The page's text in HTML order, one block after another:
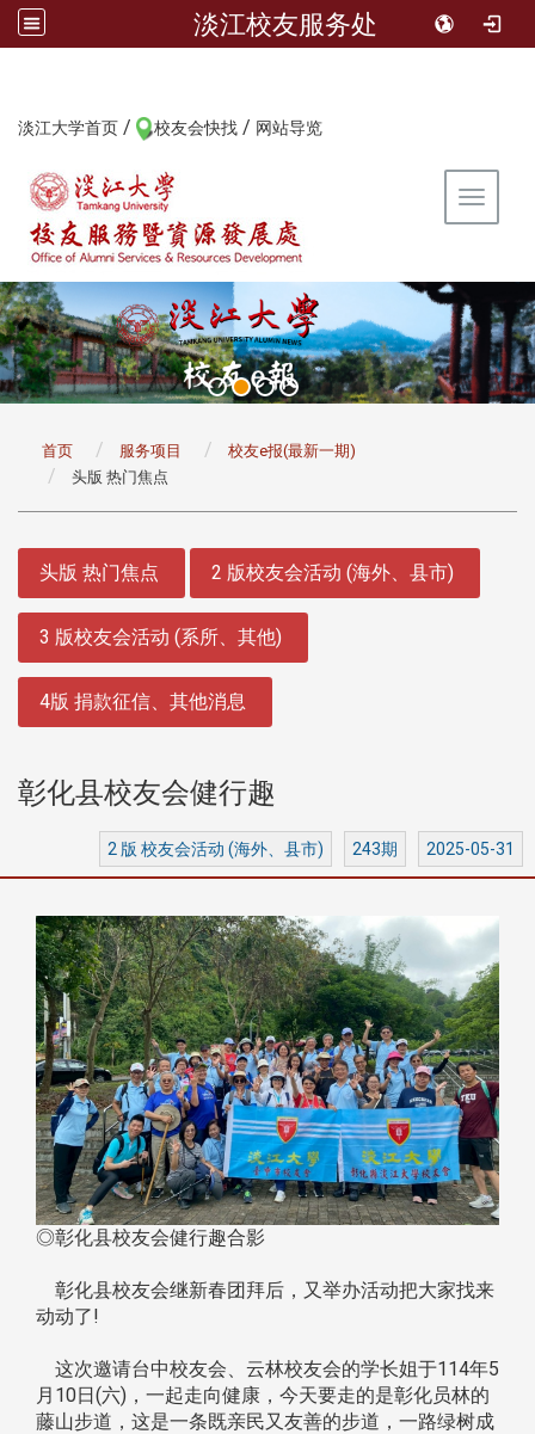
淡江校友服务处
淡江大学首页 / 校友会快找 / 网站导览
Toggle
首页 服务项目
校友e报(最新一期)
头版 热门焦点
头版 热门焦点 2 版校友会活动 (海外、县市)
3 版校友会活动 (系所、其他)
4版 捐款征信、其他消息
彰化县校友会健行趣
2 版 校友会活动 (海外、县市) 243期 2025-05-31
◎彰化县校友会健行趣合影
彰化县校友会继新春团拜后，又举办活动把大家找来
动动了!
这次邀请台中校友会、云林校友会的学长姐于114年5
月10日(六)，一起走向健康，今天要走的是彰化员林的
藤山步道，这是一条既亲民又友善的步道，一路绿树成